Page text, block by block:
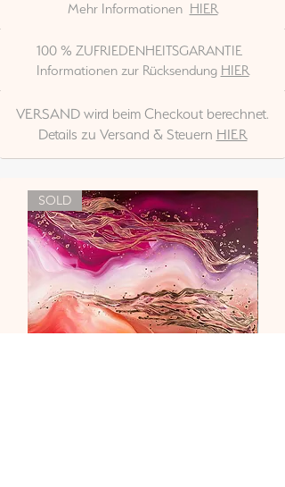
Mehr Informationen HIER
100 % ZUFRIEDENHEITSGARANTIE
Informationen zur Rücksendung HIER
VERSAND wird beim Checkout berechnet.
Details zu Versand & Steuern HIER
SOLD